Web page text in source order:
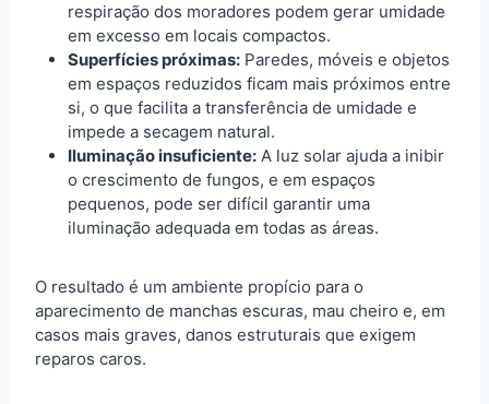
respiração dos moradores podem gerar umidade
em excesso em locais compactos.
Superfícies próximas: Paredes, móveis e objetos
em espaços reduzidos ficam mais próximos entre
si, o que facilita a transferência de umidade e
impede a secagem natural.
Iluminação insuficiente: A luz solar ajuda a inibir
o crescimento de fungos, e em espaços
pequenos, pode ser difícil garantir uma
iluminação adequada em todas as áreas.
O resultado é um ambiente propício para o
aparecimento de manchas escuras, mau cheiro e, em
casos mais graves, danos estruturais que exigem
reparos caros.